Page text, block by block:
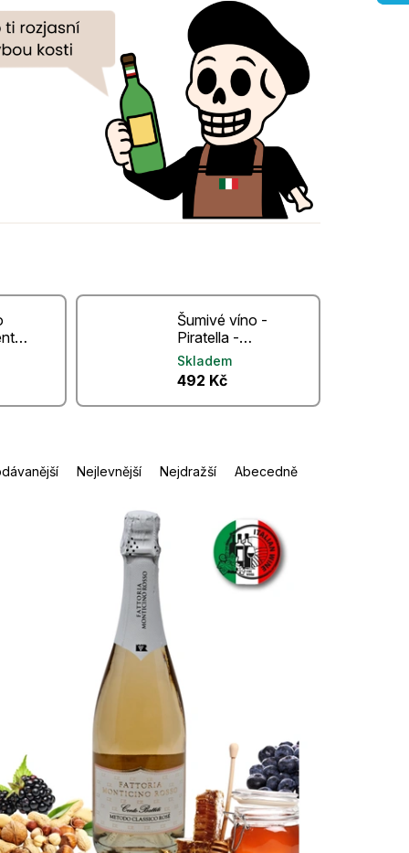
Šumivé víno -
Piratella -
Malvasia Vino
Spumante
Skladem
492 Kč
Nejlevnější Nejdražší Abecedně